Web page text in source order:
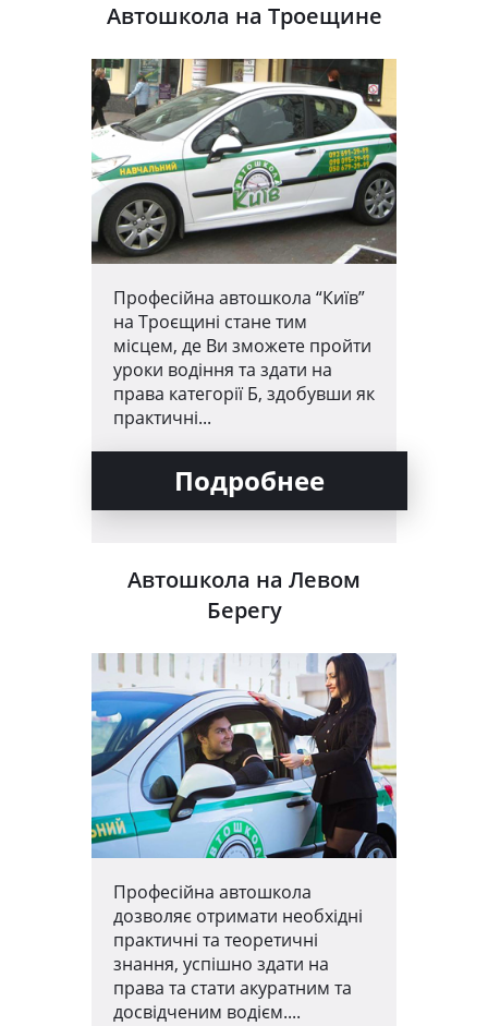
Автошкола на Троещине
Професійна автошкола “Київ”
на Троєщині стане тим
місцем, де Ви зможете пройти
уроки водіння та здати на
права категорії Б, здобувши як
практичні...
Подробнее
Автошкола на Левом
Берегу
Професійна автошкола
дозволяє отримати необхідні
практичні та теоретичні
знання, успішно здати на
права та стати акуратним та
досвідченим водієм....